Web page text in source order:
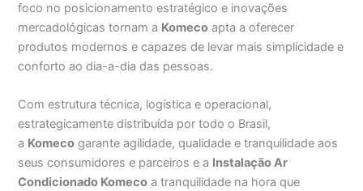
foco no posicionamento estratégico e inovações
mercadológicas tornam a Komeco apta a oferecer
produtos modernos e capazes de levar mais simplicidade e
conforto ao dia-a-dia das pessoas.
Com estrutura técnica, logística e operacional,
estrategicamente distribuída por todo o Brasil,
a Komeco garante agilidade, qualidade e tranquilidade aos
seus consumidores e parceiros e a Instalação Ar
Condicionado Komeco a tranquilidade na hora que